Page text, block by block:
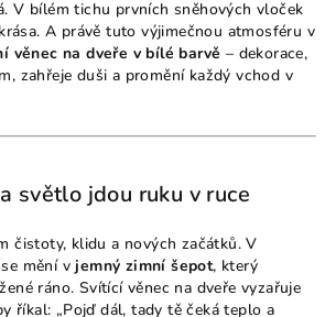
V bílém tichu prvních sněhových vloček
A právě tuto výjimečnou atmosféru v
věnec na dveře v bílé barvě – dekorace,
zahřeje duši a promění každý vchod v
světlo jdou ruku v ruce
čistoty, klidu a nových začátků. V
mění vjemný zimní šepot, který
ráno. Svítící věnec na dveře vyzařuje
říkal: „Pojď dál, tady tě čeká teplo a